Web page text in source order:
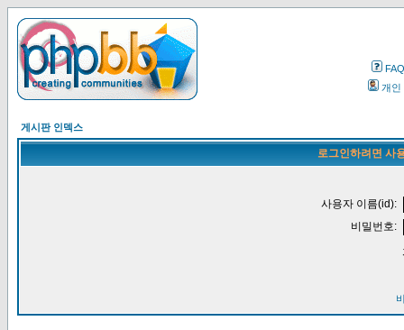
FAQ
개인
게시판 인덱스
로그인하려면 사
사용자 이름(id):
비밀번호: